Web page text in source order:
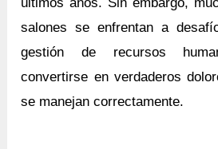
salones se enfrentan a
gestión de recursos
convertirse en verdaderos
se manejan correctamente.